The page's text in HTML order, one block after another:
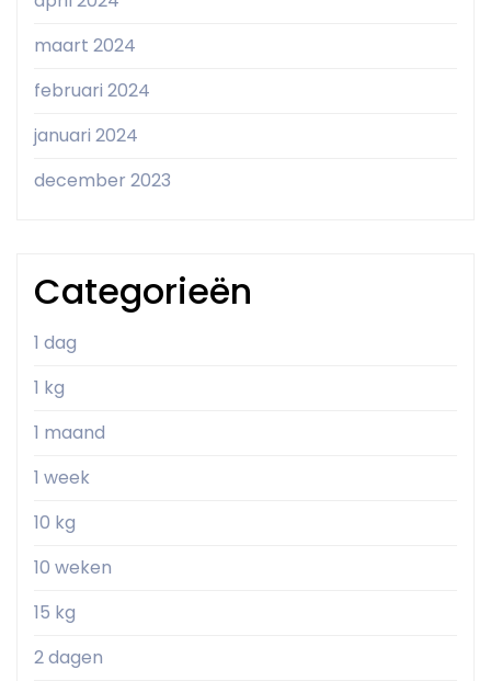
maart 2024
februari 2024
januari 2024
december 2023
Categorieën
1 dag
1 kg
1 maand
1 week
10 kg
10 weken
15 kg
2 dagen